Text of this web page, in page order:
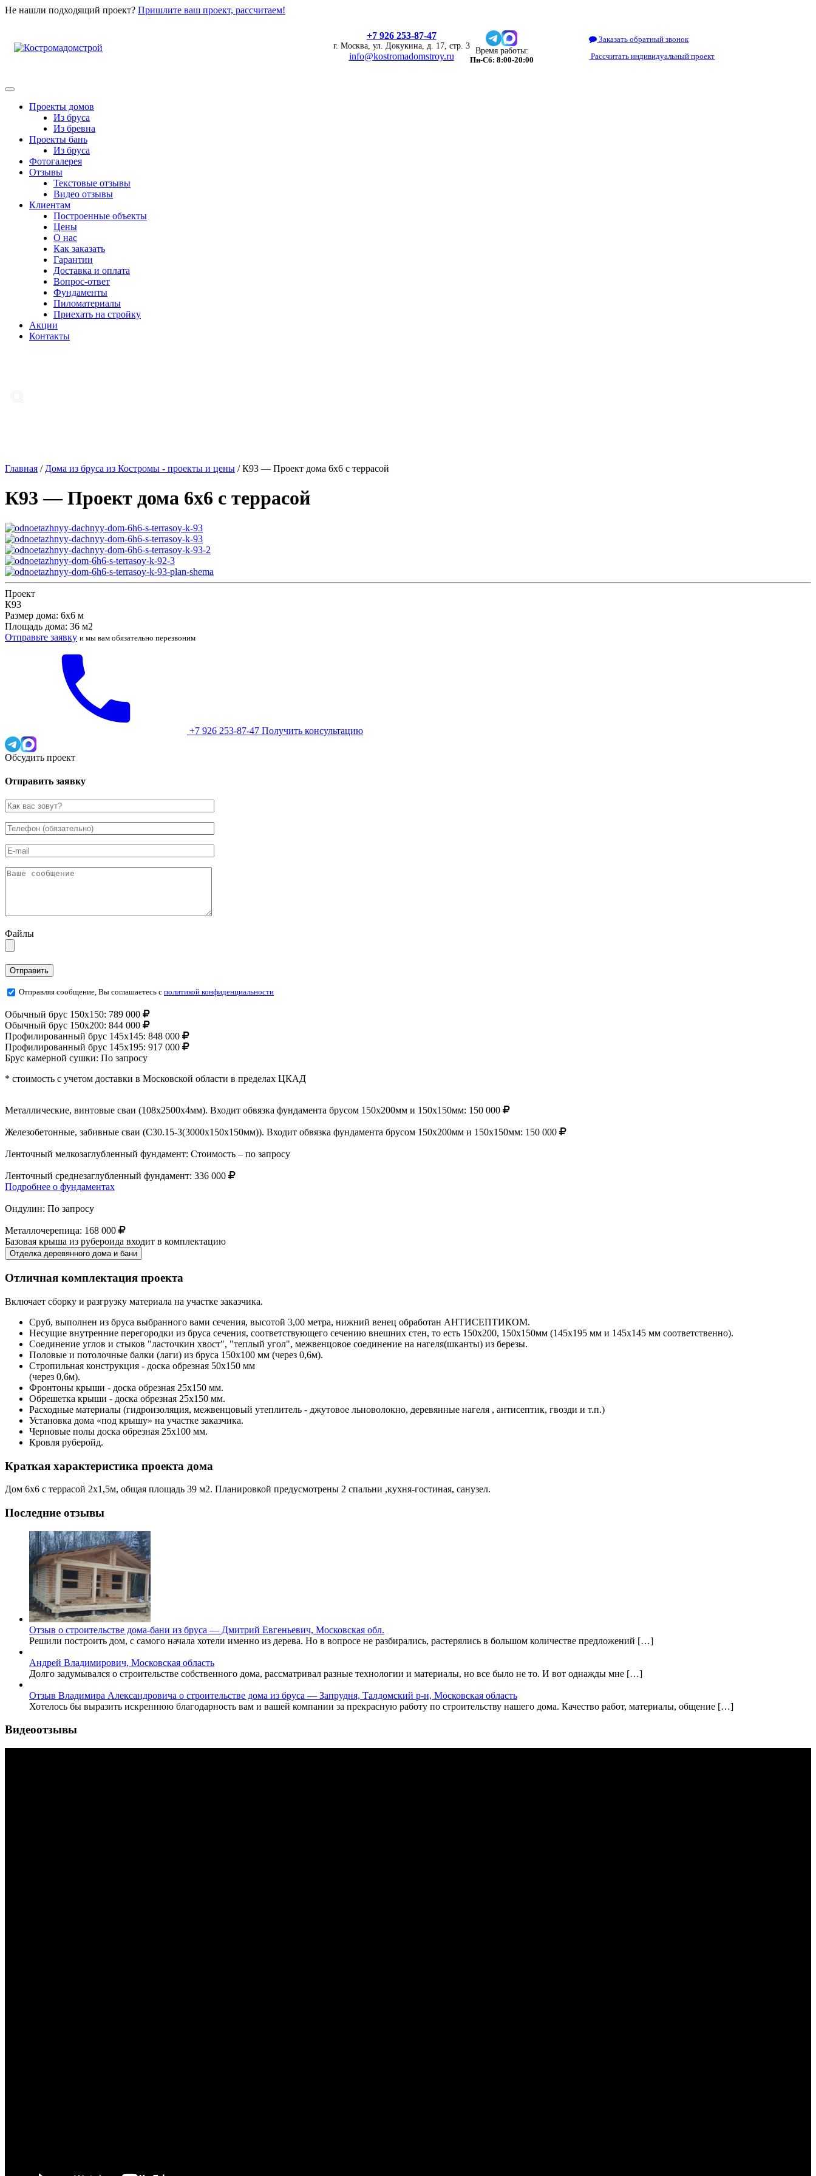
Не нашли подходящий проект? Пришлите ваш проект, рассчитаем!
+7 926 253-87-47
г. Москва, ул. Докукина, д. 17, стр. 3
info@kostromadomstroy.ru
Время работы:
Пн-Сб: 8:00-20:00
Заказать обратный звонок
Рассчитать индивидуальный проект
Проекты домов
Из бруса
Из бревна
Проекты бань
Из бруса
Фотогалерея
Отзывы
Текстовые отзывы
Видео отзывы
Клиентам
Построенные объекты
Цены
О нас
Как заказать
Гарантии
Доставка и оплата
Вопрос-ответ
Фундаменты
Пиломатериалы
Приехать на стройку
Акции
Контакты
Главная / Дома из бруса из Костромы - проекты и цены /К93 — Проект дома 6х6 с террасой
К93 — Проект дома 6х6 с террасой
Проект
К93
Размер дома: 6х6 м
Площадь дома: 36 м2
Отправьте заявку и мы вам обязательно перезвоним
+7 926 253-87-47 Получить консультацию
Обсудить проект
Отправить заявку
Файлы
Отправляя сообщение, Вы соглашаетесь с политикой конфиденциальности
Обычный брус 150х150: 789 000
Обычный брус 150х200: 844 000
Профилированный брус 145х145: 848 000
Профилированный брус 145х195: 917 000
Брус камерной сушки: По запросу
* стоимость с учетом доставки в Московской области в пределах ЦКАД
Металлические, винтовые сваи (108х2500х4мм). Входит обвязка фундамента брусом 150х200мм и 150х150мм: 150 000
Железобетонные, забивные сваи (С30.15-3(3000х150х150мм)). Входит обвязка фундамента брусом 150х200мм и 150х150мм: 150 000
Ленточный мелкозаглубленный фундамент: Стоимость – по запросу
Ленточный среднезаглубленный фундамент: 336 000
Подробнее о фундаментах
Ондулин: По запросу
Металлочерепица: 168 000
Базовая крыша из рубероида входит в комплектацию
Отделка деревянного дома и бани
Отличная комплектация проекта
Включает сборку и разгрузку материала на участке заказчика.
Сруб, выполнен из бруса выбранного вами сечения, высотой 3,00 метра, нижний венец обработан АНТИСЕПТИКОМ.
Несущие внутренние перегородки из бруса сечения, соответствующего сечению внешних стен, то есть 150х200, 150х150мм (145х195 мм и 145х145 мм соответственно).
Соединение углов и стыков "ласточкин хвост", "теплый угол", межвенцовое соединение на нагеля(шканты) из березы.
Половые и потолочные балки (лаги) из бруса 150х100 мм (через 0,6м).
Стропильная конструкция - доска обрезная 50х150 мм
(через 0,6м).
Фронтоны крыши - доска обрезная 25х150 мм.
Обрешетка крыши - доска обрезная 25х150 мм.
Расходные материалы (гидроизоляция, межвенцовый утеплитель - джутовое льноволокно, деревянные нагеля , антисептик, гвозди и т.п.)
Установка дома «под крышу» на участке заказчика.
Черновые полы доска обрезная 25х100 мм.
Кровля руберойд.
Краткая характеристика проекта дома
Дом 6х6 с террасой 2х1,5м, общая площадь 39 м2. Планировкой предусмотрены 2 спальни ,кухня-гостиная, санузел.
Последние отзывы
Отзыв о строительстве дома-бани из бруса — Дмитрий Евгеньевич, Московская обл.
Решили построить дом, с самого начала хотели именно из дерева. Но в вопросе не разбирались, растерялись в большом количестве предложений […]
Андрей Владимирович, Московская область
Долго задумывался о строительстве собственного дома, рассматривал разные технологии и материалы, но все было не то. И вот однажды мне […]
Отзыв Владимира Александровича о строительстве дома из бруса — Запрудня, Талдомский р-н, Московская область
Хотелось бы выразить искреннюю благодарность вам и вашей компании за прекрасную работу по строительству нашего дома. Качество работ, материалы, общение […]
Видеоотзывы